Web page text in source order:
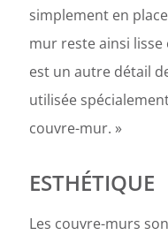
simplement en
mur reste ainsi
est un autre détail
utilisée
couvre-mur. »
ESTHÉTIQUE
Les couvre-murs